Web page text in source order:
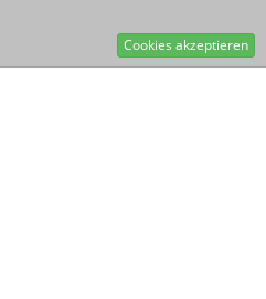
Cookies akzeptieren